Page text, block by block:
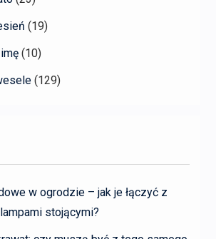
(19)
(10)
(129)
w ogrodzie – jak je łączyć z
stojącymi?